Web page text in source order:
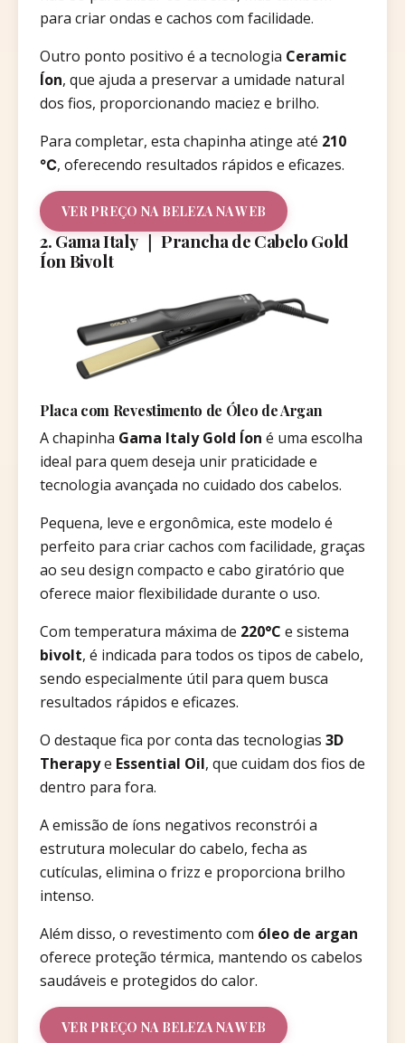
para criar ondas e cachos com facilidade.
Outro ponto positivo é a tecnologia Ceramic
Íon, que ajuda a preservar a umidade natural
dos fios, proporcionando maciez e brilho.
Para completar, esta chapinha atinge até 210
℃, oferecendo resultados rápidos e eficazes.
VER PREÇO NA BELEZA NA WEB
2. Gama Italy ｜ Prancha de Cabelo Gold
Íon Bivolt
Placa com Revestimento de Óleo de Argan
A chapinha Gama Italy Gold Íon é uma escolha
ideal para quem deseja unir praticidade e
tecnologia avançada no cuidado dos cabelos.
Pequena, leve e ergonômica, este modelo é
perfeito para criar cachos com facilidade, graças
ao seu design compacto e cabo giratório que
oferece maior flexibilidade durante o uso.
Com temperatura máxima de 220°C e sistema
bivolt, é indicada para todos os tipos de cabelo,
sendo especialmente útil para quem busca
resultados rápidos e eficazes.
O destaque fica por conta das tecnologias 3D
Therapye Essential Oil, que cuidam dos fios de
dentro para fora.
A emissão de íons negativos reconstrói a
estrutura molecular do cabelo, fecha as
cutículas, elimina o frizz e proporciona brilho
intenso.
Além disso, o revestimento com óleo de argan
oferece proteção térmica, mantendo os cabelos
saudáveis e protegidos do calor.
VER PREÇO NA BELEZA NA WEB